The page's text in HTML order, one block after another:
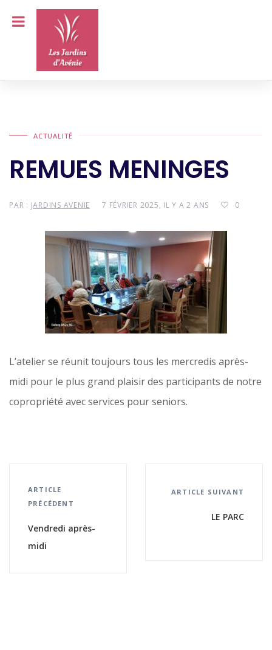
ACTUALITÉ
REMUES MENINGES
PAR : JARDINS AVENIE 7 FÉVRIER 2025, IL Y A 2 ANS 0
L’atelier se réunit toujours tous les mercredis après-
midi pour le plus grand plaisir des participants de notre
copropriété avec services pour seniors.
ARTICLE
PRÉCÉDENT
Vendredi après-
midi
ARTICLE SUIVANT
LE PARC